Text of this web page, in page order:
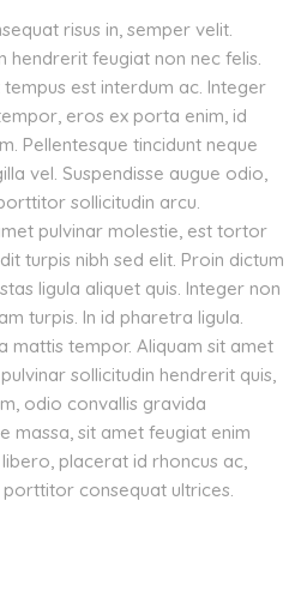
risus in, semper velit.
hendrerit feugiat non nec felis.
est interdum ac. Integer
eros ex porta enim, id
Pellentesque tincidunt neque
vel. Suspendisse augue odio,
sollicitudin arcu.
pulvinar molestie, est tortor
turpis nibh sed elit. Proin dictum
ligula aliquet quis. Integer non
turpis. In id pharetra ligula.
mattis tempor. Aliquam sit amet
sollicitudin hendrerit quis,
odio convallis gravida
massa, sit amet feugiat enim
placerat id rhoncus ac,
consequat ultrices.